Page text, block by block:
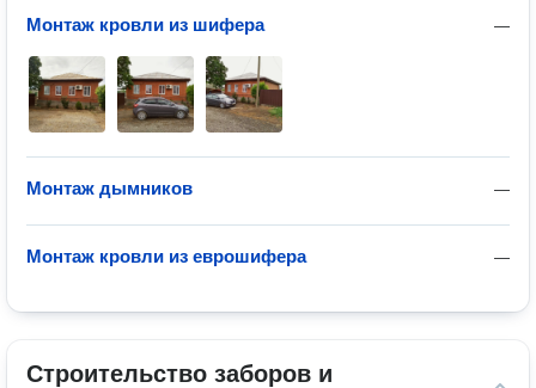
—
Монтаж кровли из шифера
—
Монтаж дымников
—
Монтаж кровли из еврошифера
Строительство заборов и